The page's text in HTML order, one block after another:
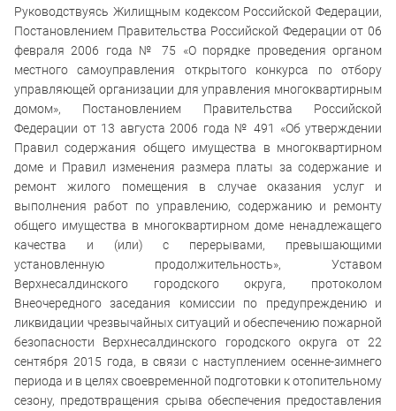
Руководствуясь Жилищным кодексом Российской Федерации,
Постановлением Правительства Российской Федерации от 06
февраля 2006 года № 75 «О порядке проведения органом
местного самоуправления открытого конкурса по отбору
управляющей организации для управления многоквартирным
домом», Постановлением Правительства Российской
Федерации от 13 августа 2006 года № 491 «Об утверждении
Правил содержания общего имущества в многоквартирном
доме и Правил изменения размера платы за содержание и
ремонт жилого помещения в случае оказания услуг и
выполнения работ по управлению, содержанию и ремонту
общего имущества в многоквартирном доме ненадлежащего
качества и (или) с перерывами, превышающими
установленную продолжительность», Уставом
Верхнесалдинского городского округа, протоколом
Внеочередного заседания комиссии по предупреждению и
ликвидации чрезвычайных ситуаций и обеспечению пожарной
безопасности Верхнесалдинского городского округа от 22
сентября 2015 года, в связи с наступлением осенне-зимнего
периода и в целях своевременной подготовки к отопительному
сезону, предотвращения срыва обеспечения предоставления